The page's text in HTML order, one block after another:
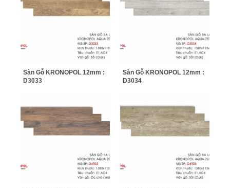
Sàn Gỗ KRONOPOL 12mm :
D3033
Sàn Gỗ KRONOPOL 12mm :
D3034